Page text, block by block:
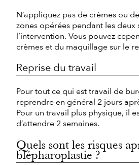
N’appliquez pas de crèmes ou
zones opérées pendant les deux
l’intervention. Vous pouvez
crèmes et du maquillage sur le
Reprise du travail
Pour tout ce qui est travail de
reprendre en général 2 jours
Pour un travail plus physique, il
d’attendre 2 semaines.
Quels sont les risques
blépharoplastie ?